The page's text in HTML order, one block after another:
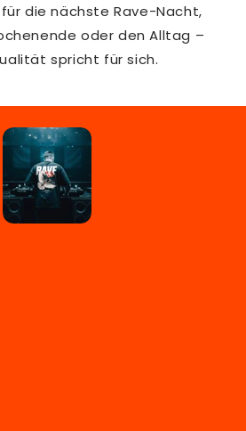
für die nächste Rave-Nacht,
oder den Alltag –
spricht für sich.